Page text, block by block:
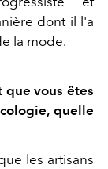
dont il l'a
la mode.
que vous êtes
quelle
les artisans